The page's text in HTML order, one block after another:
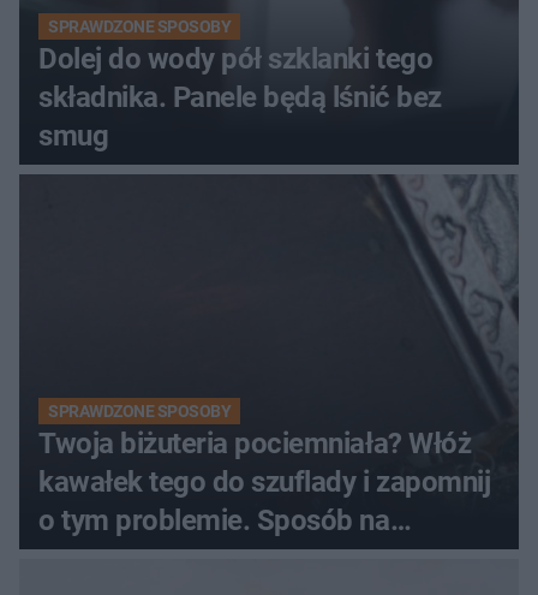
SPRAWDZONE SPOSOBY
Dolej do wody pół szklanki tego
składnika. Panele będą lśnić bez
smug
SPRAWDZONE SPOSOBY
Twoja biżuteria pociemniała? Włóż
kawałek tego do szuflady i zapomnij
o tym problemie. Sposób na
pociemniałą biżuterię